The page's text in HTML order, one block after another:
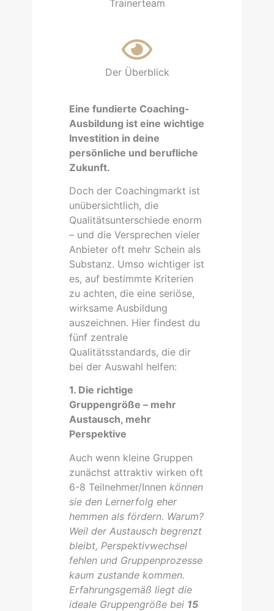
Eine fundierte Coaching-
Ausbildung ist eine wichtige
Investition in deine
persönliche und berufliche
Zukunft.
Doch der Coachingmarkt ist
unübersichtlich, die
Qualitätsunterschiede enorm
– und die Versprechen vieler
Anbieter oft mehr Schein als
Substanz. Umso wichtiger ist
es, auf bestimmte Kriterien
zu achten, die eine seriöse,
wirksame Ausbildung
auszeichnen. Hier findest du
fünf zentrale
Qualitätsstandards, die dir
bei der Auswahl helfen:
1. Die richtige
Gruppengröße – mehr
Austausch, mehr
Perspektive
Auch wenn kleine Gruppen
zunächst attraktiv wirken oft
6-8 Teilnehmer/Innen können
sie den Lernerfolg eher
hemmen als fördern. Warum?
Weil der Austausch begrenzt
bleibt, Perspektivwechsel
fehlen und Gruppenprozesse
kaum zustande kommen.
Erfahrungsgemäß liegt die
ideale Gruppengröße bei 15
Trainerteam
Der Überblick